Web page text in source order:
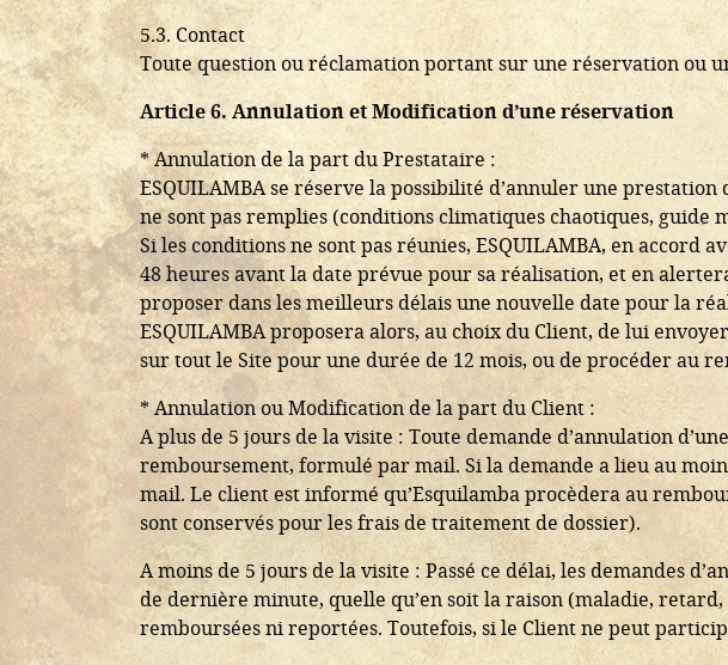
5.3. Contact
Toute question ou réclamation portant sur une réservation ou
Article 6. Annulation et Modification d’une réservation
* Annulation de la part du Prestataire :
ESQUILAMBA se réserve la possibilité d’annuler une
ne sont pas remplies (conditions climatiques chaotiques,
Si les conditions ne sont pas réunies, ESQUILAMBA, en accord
48 heures avant la date prévue pour sa réalisation, et en
proposer dans les meilleurs délais une nouvelle date pour la
ESQUILAMBA proposera alors, au choix du Client, de lui
sur tout le Site pour une durée de 12 mois, ou de procéder au
* Annulation ou Modification de la part du Client :
A plus de 5 jours de la visite : Toute demande d’annulation
remboursement, formulé par mail. Si la demande a lieu au
mail. Le client est informé qu’Esquilamba procèdera au
sont conservés pour les frais de traitement de dossier).
A moins de 5 jours de la visite : Passé ce délai, les demandes
de dernière minute, quelle qu’en soit la raison (maladie,
remboursées ni reportées. Toutefois, si le Client ne peut